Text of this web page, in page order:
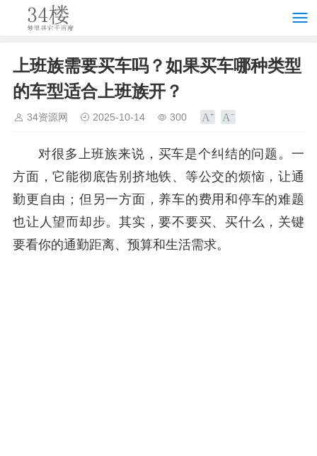
上班族需要买车吗？如果买车哪种类型
的车型适合上班族开？
34资源网 2025-10-14 300
对很多上班族来说，买车是个纠结的问题。一
方面，它能彻底告别挤地铁、等公交的烦恼，让通
勤更自由；但另一方面，养车的费用和停车的难题
也让人望而却步。其实，要不要买、买什么，关键
要看你的通勤距离、预算和生活需求。